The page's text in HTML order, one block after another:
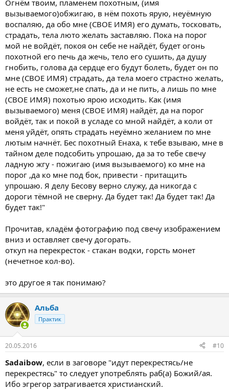
Огнём твоим, пламенем похотным, (имя
вызываемого)обжигаю, в нём похоть ярую, неуёмную
воспаляю, да обо мне (СВОЕ ИМЯ) его думать, тосковать,
страдать, тела люто желать заставляю. Пока на порог
мой не войдёт, покоя он себе не найдёт, будет огонь
похотной его печь да жечь, тело его сушить, да душу
гнобить, голова да сердце его будут болеть, будет он по
мне (СВОЕ ИМЯ) страдать, да тела моего страстно желать,
не есть не сможет,не спать, да и не пить, а лишь по мне
(СВОЕ ИМЯ) похотью ярою исходить. Как (имя
вызываемого) меня (СВОЕ ИМЯ) найдёт, да на порог
войдёт, так и покой в усладе со мной найдёт, а коли от
меня уйдёт, опять страдать неуёмно желанием по мне
лютым начнёт. Бес похотный Енаха, к тебе взываю, мне в
тайном деле подсобить упрошаю, да за то тебе свечу
ладную жгу - пожигаю (имя вызываемого) ко мне на
порог ,да ко мне под бок, привести - притащить
упрошаю. Я делу Бесову верно служу, да никогда с
дороги тёмной не сверну. Да будет так! Да будет так! Да
будет так!"
Прочитав, кладём фотографию под свечу изображением
вниз и оставляет свечу догорать.
откуп на перекресток - стакан водки, горсть монет
(нечетное кол-во).
это другое я так понимаю?
Альба
Практик
20.05.2016 #10
Sadaibow, если в заговоре "идут перекрестясь/не
перекрестясь" то следует употреблять раб(а) Божий/ая.
Ибо эгрегор затрагивается христианский.